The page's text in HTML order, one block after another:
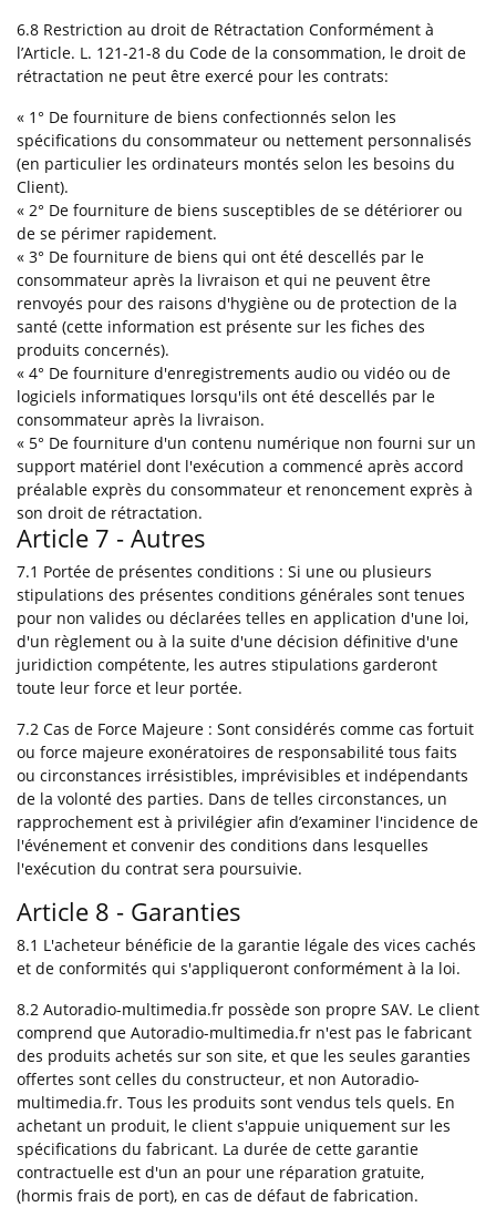
6.8 Restriction au droit de Rétractation Conformément à
l’Article. L. 121-21-8 du Code de la consommation, le droit de
rétractation ne peut être exercé pour les contrats:
« 1° De fourniture de biens confectionnés selon les
spécifications du consommateur ou nettement personnalisés
(en particulier les ordinateurs montés selon les besoins du
Client).
« 2° De fourniture de biens susceptibles de se détériorer ou
de se périmer rapidement.
« 3° De fourniture de biens qui ont été descellés par le
consommateur après la livraison et qui ne peuvent être
renvoyés pour des raisons d'hygiène ou de protection de la
santé (cette information est présente sur les fiches des
produits concernés).
« 4° De fourniture d'enregistrements audio ou vidéo ou de
logiciels informatiques lorsqu'ils ont été descellés par le
consommateur après la livraison.
« 5° De fourniture d'un contenu numérique non fourni sur un
support matériel dont l'exécution a commencé après accord
préalable exprès du consommateur et renoncement exprès à
son droit de rétractation.
Article 7 - Autres
7.1 Portée de présentes conditions : Si une ou plusieurs
stipulations des présentes conditions générales sont tenues
pour non valides ou déclarées telles en application d'une loi,
d'un règlement ou à la suite d'une décision définitive d'une
juridiction compétente, les autres stipulations garderont
toute leur force et leur portée.
7.2 Cas de Force Majeure : Sont considérés comme cas fortuit
ou force majeure exonératoires de responsabilité tous faits
ou circonstances irrésistibles, imprévisibles et indépendants
de la volonté des parties. Dans de telles circonstances, un
rapprochement est à privilégier afin d’examiner l'incidence de
l'événement et convenir des conditions dans lesquelles
l'exécution du contrat sera poursuivie.
Article 8 - Garanties
8.1 L'acheteur bénéficie de la garantie légale des vices cachés
et de conformités qui s'appliqueront conformément à la loi.
8.2 Autoradio-multimedia.fr possède son propre SAV. Le client
comprend que Autoradio-multimedia.fr n'est pas le fabricant
des produits achetés sur son site, et que les seules garanties
offertes sont celles du constructeur, et non Autoradio-
multimedia.fr. Tous les produits sont vendus tels quels. En
achetant un produit, le client s'appuie uniquement sur les
spécifications du fabricant. La durée de cette garantie
contractuelle est d'un an pour une réparation gratuite,
(hormis frais de port), en cas de défaut de fabrication.